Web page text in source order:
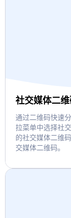
社交媒体二
通过二维码快速
拉菜单中选择社
的社交媒体二维
交媒体二维码。